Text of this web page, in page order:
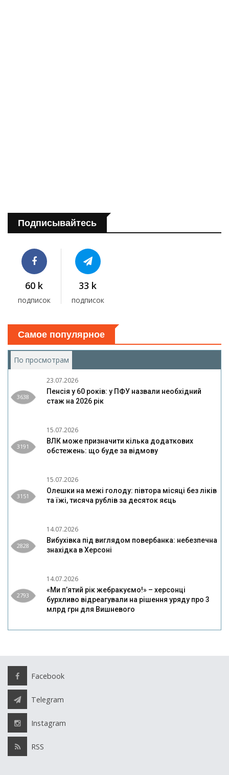
Подписывайтесь
60 k
подписок
33 k
подписок
Самое популярное
По просмотрам
3638
23.07.2026
Пенсія у 60 років: у ПФУ назвали необхідний
стаж на 2026 рік
3191
15.07.2026
ВЛК може призначити кілька додаткових
обстежень: що буде за відмову
3151
15.07.2026
Олешки на межі голоду: півтора місяці без ліків
та їжі, тисяча рублів за десяток яєць
2828
14.07.2026
Вибухівка під виглядом повербанка: небезпечна
знахідка в Херсоні
2793
14.07.2026
«Ми п’ятий рік жебракуємо!» – херсонці
бурхливо відреагували на рішення уряду про 3
млрд грн для Вишневого
Facebook
Telegram
Instagram
RSS